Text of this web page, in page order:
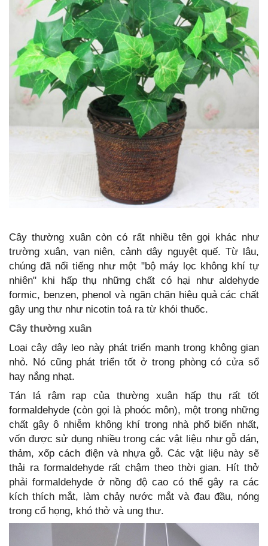
Cây thường xuân còn có rất nhiều tên gọi khác như
trường xuân, vạn niên, cảnh dây nguyệt quế. Từ lâu,
chúng đã nổi tiếng như một "bộ máy lọc không khí tự
nhiên" khi hấp thụ những chất có hại như aldehyde
formic, benzen, phenol và ngăn chặn hiệu quả các chất
gây ung thư như nicotin toả ra từ khói thuốc.
Cây thường xuân
Loại cây dây leo này phát triển mạnh trong không gian
nhỏ. Nó cũng phát triển tốt ở trong phòng có cửa sổ
hay nắng nhạt.
Tán lá rậm rạp của thường xuân hấp thụ rất tốt
formaldehyde (còn gọi là phoóc môn), một trong những
chất gây ô nhiễm không khí trong nhà phổ biến nhất,
vốn được sử dụng nhiều trong các vật liệu như gỗ dán,
thảm, xốp cách điện và nhựa gỗ. Các vật liệu này sẽ
thải ra formaldehyde rất chậm theo thời gian. Hít thở
phải formaldehyde ở nồng độ cao có thể gây ra các
kích thích mắt, làm chảy nước mắt và đau đầu, nóng
trong cổ họng, khó thở và ung thư.